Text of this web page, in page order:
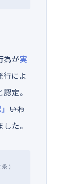
為が実
行によ
定。
――いわ
た。
）